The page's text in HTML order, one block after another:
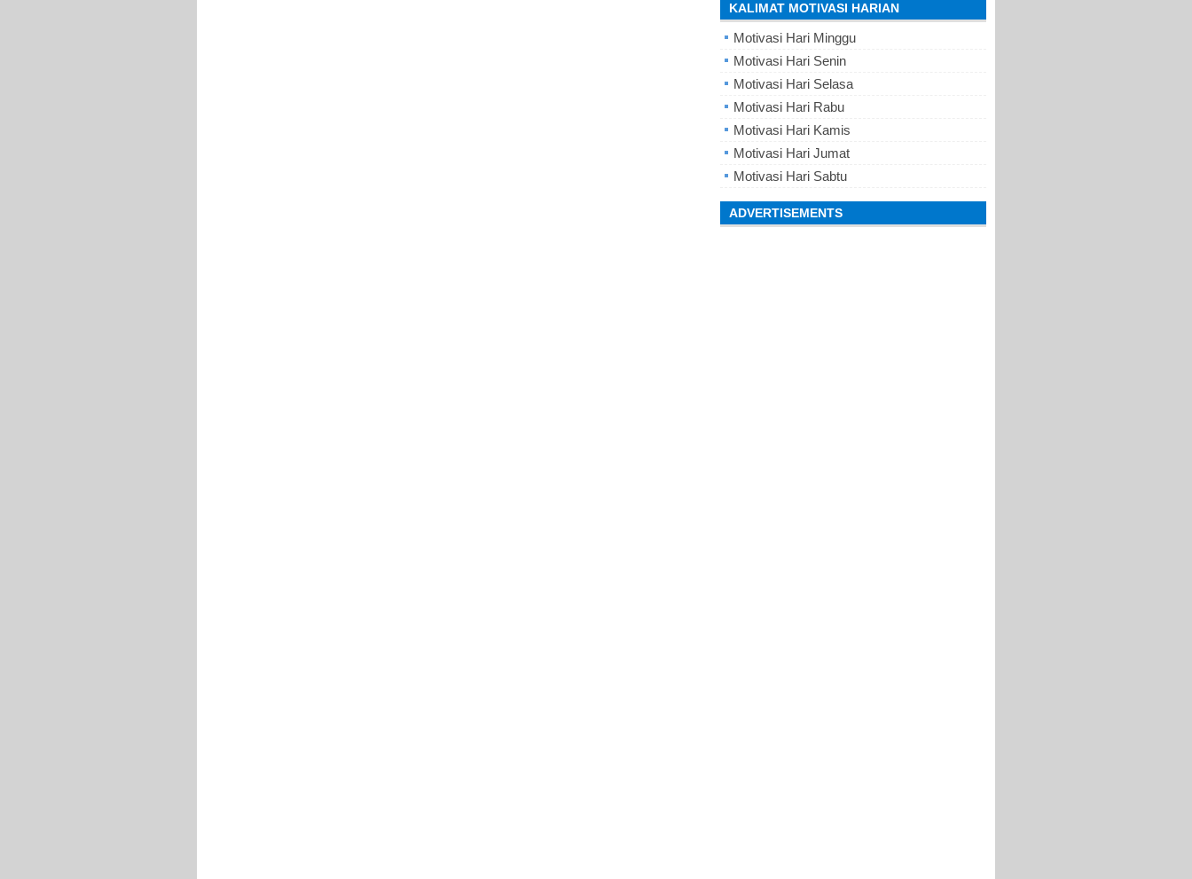
KALIMAT MOTIVASI HARIAN
Motivasi Hari Minggu
Motivasi Hari Senin
Motivasi Hari Selasa
Motivasi Hari Rabu
Motivasi Hari Kamis
Motivasi Hari Jumat
Motivasi Hari Sabtu
ADVERTISEMENTS